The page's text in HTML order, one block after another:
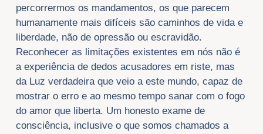
percorrermos os mandamentos, os que parecem
humanamente mais difíceis são caminhos de vida e
liberdade, não de opressão ou escravidão.
Reconhecer as limitações existentes em nós não é
a experiência de dedos acusadores em riste, mas
da Luz verdadeira que veio a este mundo, capaz de
mostrar o erro e ao mesmo tempo sanar com o fogo
do amor que liberta. Um honesto exame de
consciência, inclusive o que somos chamados a